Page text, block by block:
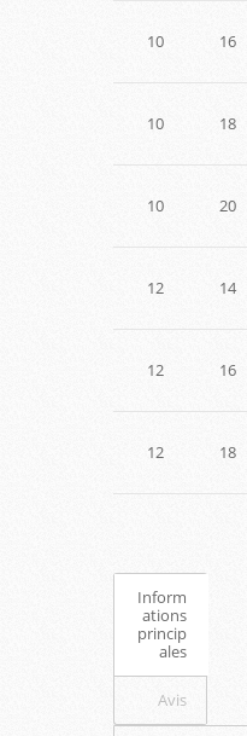
10 16
10 18
10 20
12 14
12 16
12 18
Inform
ations
princip
ales
Avis